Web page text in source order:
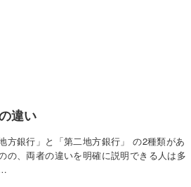
違い
方銀行」と「第二地方銀行」 の2種類があ
の、両者の違いを明確に説明できる人は多